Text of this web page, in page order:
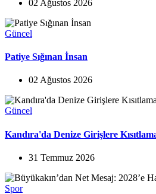
02 Ağustos 2026
Güncel
Patiye Sığınan İnsan
02 Ağustos 2026
Güncel
Kandıra'da Denize Girişlere
31 Temmuz 2026
Spor